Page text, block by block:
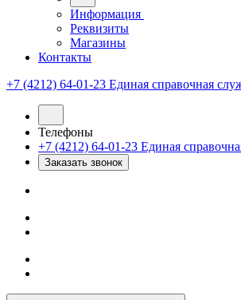
Информация
Реквизиты
Магазины
Контакты
+7 (4212) 64-01-23 Единая справочная
Телефоны
+7 (4212) 64-01-23 Единая
Заказать звонок